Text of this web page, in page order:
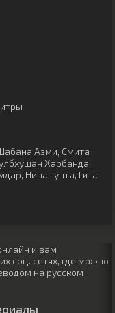
Азми, Смита
Харбанда,
, Нина Гупта, Гита
и вам
соц. сетях, где можно
на русском